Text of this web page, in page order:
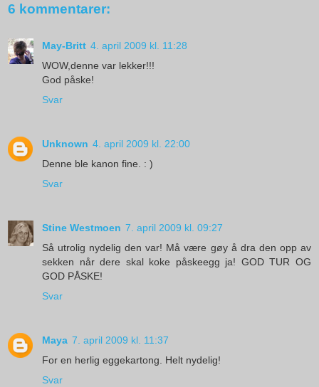
6 kommentarer:
May-Britt 4. april 2009 kl. 11:28
WOW,denne var lekker!!!
God påske!
Svar
Unknown 4. april 2009 kl. 22:00
Denne ble kanon fine. : )
Svar
Stine Westmoen 7. april 2009 kl. 09:27
Så utrolig nydelig den var! Må være gøy å dra den opp av
sekken når dere skal koke påskeegg ja! GOD TUR OG
GOD PÅSKE!
Svar
Maya 7. april 2009 kl. 11:37
For en herlig eggekartong. Helt nydelig!
Svar